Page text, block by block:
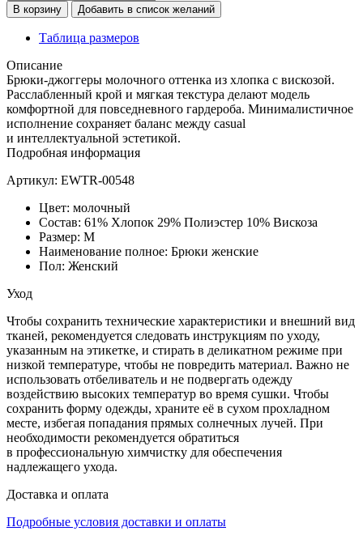
В корзину Добавить в список желаний
Таблица размеров
Описание
Брюки-джоггеры молочного оттенка из хлопка с вискозой.
Расслабленный крой и мягкая текстура делают модель
комфортной для повседневного гардероба. Минималистичное
исполнение сохраняет баланс между casual
и интеллектуальной эстетикой.
Подробная информация
Артикул: EWTR-00548
Цвет: молочный
Состав: 61% Хлопок 29% Полиэстер 10% Вискоза
Размер: M
Наименование полное: Брюки женские
Пол: Женский
Уход
Чтобы сохранить технические характеристики и внешний вид
тканей, рекомендуется следовать инструкциям по уходу,
указанным на этикетке, и стирать в деликатном режиме при
низкой температуре, чтобы не повредить материал. Важно не
использовать отбеливатель и не подвергать одежду
воздействию высоких температур во время сушки. Чтобы
сохранить форму одежды, храните её в сухом прохладном
месте, избегая попадания прямых солнечных лучей. При
необходимости рекомендуется обратиться
в профессиональную химчистку для обеспечения
надлежащего ухода.
Доставка и оплата
Подробные условия доставки и оплаты